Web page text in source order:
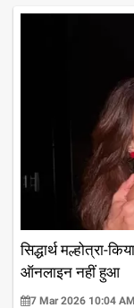
सिद्धार्थ मल्होत्रा-
ऑनलाइन नहीं हुआ
7 Mar 2026 10:04 AM